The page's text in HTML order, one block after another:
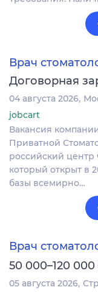
Врач
Договорная
04 августа 2026
jobcart
Вакансия
Приватной
российский
который открыт в
базы всемирно…
Врач
50 000–120 000
05 августа 2026